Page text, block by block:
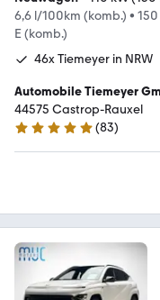
6,6 l/100km (komb.) •
E (komb.)
46x Tiemeyer in NRW
Automobile Tiemeyer
44575 Castrop-Rauxel
5 Sterne
(83)